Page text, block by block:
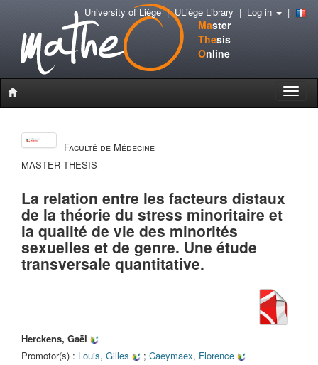
Master
Thesis
Online
Toggle
University of Liège|ULiège Library | Log in |
Faculté de Médecine
MASTER THESIS
La relation entre les facteurs distaux
de la théorie du stress minoritaire et
la qualité de vie des minorités
sexuelles et de genre. Une étude
transversale quantitative.
Herckens, Gaël
Promotor(s) : Louis, Gilles ; Caeymaex, Florence